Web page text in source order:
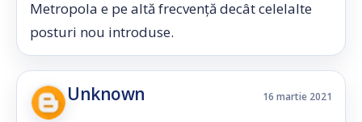
Metropola e pe altă frecvență decât celelalte
posturi nou introduse.
Unknown 16 martie 2021